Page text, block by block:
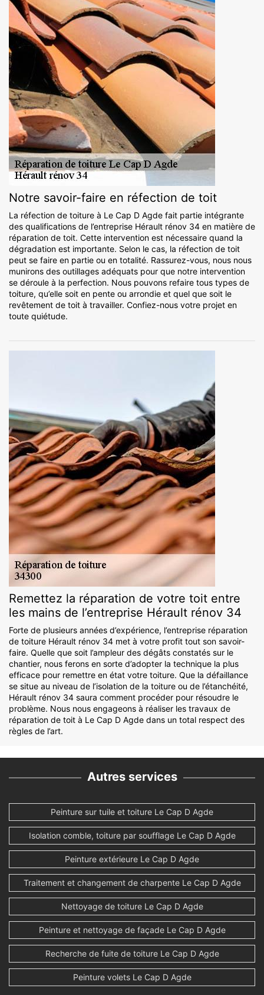
Notre savoir-faire en réfection de toit
La réfection de toiture à Le Cap D Agde fait partie intégrante
des qualifications de l’entreprise Hérault rénov 34 en matière de
réparation de toit. Cette intervention est nécessaire quand la
dégradation est importante. Selon le cas, la réfection de toit
peut se faire en partie ou en totalité. Rassurez-vous, nous nous
munirons des outillages adéquats pour que notre intervention
se déroule à la perfection. Nous pouvons refaire tous types de
toiture, qu’elle soit en pente ou arrondie et quel que soit le
revêtement de toit à travailler. Confiez-nous votre projet en
toute quiétude.
Remettez la réparation de votre toit entre
les mains de l’entreprise Hérault rénov 34
Forte de plusieurs années d’expérience, l’entreprise réparation
de toiture Hérault rénov 34 met à votre profit tout son savoir-
faire. Quelle que soit l’ampleur des dégâts constatés sur le
chantier, nous ferons en sorte d’adopter la technique la plus
efficace pour remettre en état votre toiture. Que la défaillance
se situe au niveau de l’isolation de la toiture ou de l’étanchéité,
Hérault rénov 34 saura comment procéder pour résoudre le
problème. Nous nous engageons à réaliser les travaux de
réparation de toit à Le Cap D Agde dans un total respect des
règles de l’art.
Autres services
Peinture sur tuile et toiture Le Cap D Agde
Isolation comble, toiture par soufflage Le Cap D Agde
Peinture extérieure Le Cap D Agde
Traitement et changement de charpente Le Cap D Agde
Nettoyage de toiture Le Cap D Agde
Peinture et nettoyage de façade Le Cap D Agde
Recherche de fuite de toiture Le Cap D Agde
Peinture volets Le Cap D Agde